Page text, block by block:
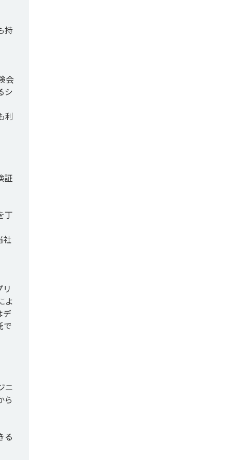
持
会
シ
利
証
丁
社
よ
デ
で
ニ
ら
る